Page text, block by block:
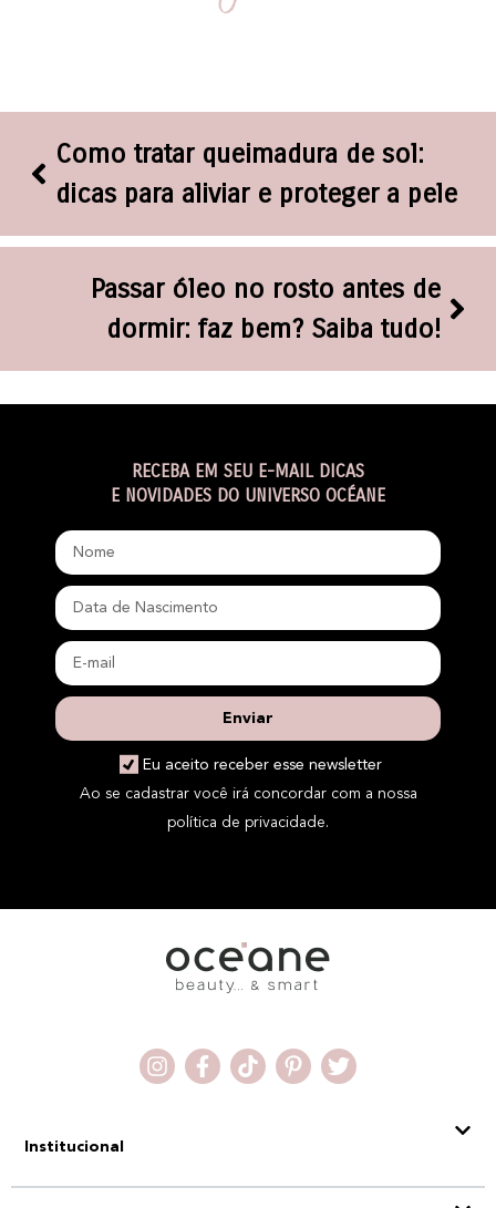
Como tratar queimadura de sol:
dicas para aliviar e proteger a pele
Passar óleo no rosto antes de
dormir: faz bem? Saiba tudo!
RECEBA EM SEU E-MAIL DICAS
E NOVIDADES DO UNIVERSO OCÉANE
Eu aceito receber esse newsletter
Enviar
Ao se cadastrar você irá concordar com a nossa
política de privacidade.
Institucional